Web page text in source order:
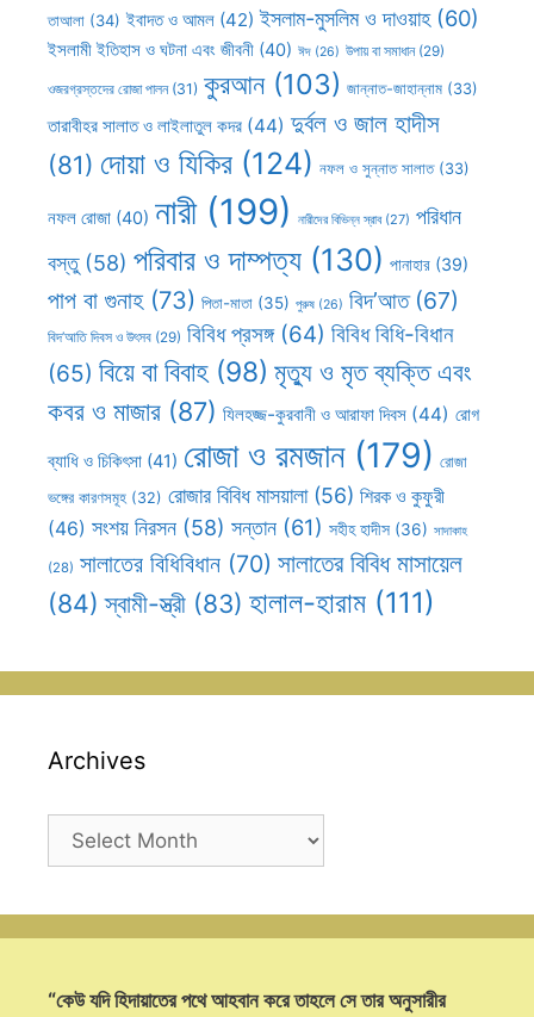
তাআলা (34) ইবাদত ও আমল (42) ইসলাম-মুসলিম ও দাওয়াহ(60)
ইসলামী ইতিহাস ও ঘটনা এবং জীবনী (40) ঈদ (26) উপায় বা সমাধান(29)
ওজরগ্রস্তদের রোজা পালন(31) কুরআন(103) জান্নাত-জাহান্নাম (33)
তারাবীহর সালাত ও লাইলাতুল কদর (44) দুর্বল ও জাল হাদীস
(81) দোয়া ও যিকির (124) নফল ও সুন্নাত সালাত(33)
নফল রোজা (40) নারী(199) নারীদের বিভিন্ন স্রাব(27) পরিধান
বস্তু(58) পরিবার ও দাম্পত্য (130) পানাহার (39)
পাপ বা গুনাহ(73) পিতা-মাতা (35) পুরুষ (26) বিদ’আত(67)
বিদ’আতি দিবস ও উৎসব (29) বিবিধ প্রসঙ্গ(64) বিবিধ বিধি-বিধান
(65) বিয়ে বা বিবাহ (98) মৃত্যু ও মৃত ব্যক্তি এবং
কবর ও মাজার (87) যিলহজ্জ-কুরবানী ও আরাফা দিবস (44) রোগ
ব্যাধি ও চিকিৎসা (41) রোজা ও রমজান(179) রোজা
ভঙ্গের কারণসমূহ (32) রোজার বিবিধ মাসয়ালা(56) শিরক ও কুফুরী
(46) সংশয় নিরসন (58) সন্তান (61) সহীহ হাদীস (36) সাদাকাহ
(28) সালাতের বিধিবিধান (70) সালাতের বিবিধ মাসায়েল
(84) স্বামী-স্ত্রী (83) হালাল-হারাম (111)
Archives
Archives
“কেউ যদি হিদায়াতের পথে আহবান করে তাহলে সে তার অনুসারীর